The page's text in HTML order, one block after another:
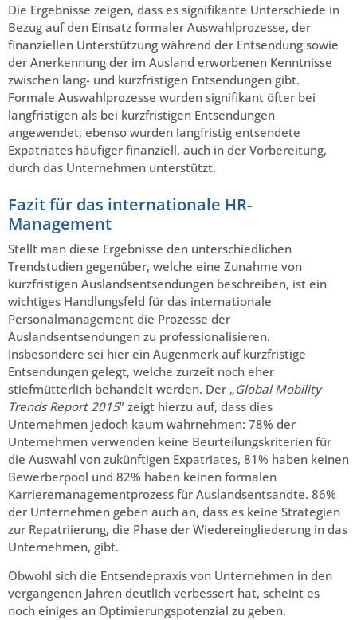
Die Ergebnisse zeigen, dass es signifikante Unterschiede in
Bezug auf den Einsatz formaler Auswahlprozesse, der
finanziellen Unterstützung während der Entsendung sowie
der Anerkennung der im Ausland erworbenen Kenntnisse
zwischen lang- und kurzfristigen Entsendungen gibt.
Formale Auswahlprozesse wurden signifikant öfter bei
langfristigen als bei kurzfristigen Entsendungen
angewendet, ebenso wurden langfristig entsendete
Expatriates häufiger finanziell, auch in der Vorbereitung,
durch das Unternehmen unterstützt.
Fazit für das internationale HR-
Management
Stellt man diese Ergebnisse den unterschiedlichen
Trendstudien gegenüber, welche eine Zunahme von
kurzfristigen Auslandsentsendungen beschreiben, ist ein
wichtiges Handlungsfeld für das internationale
Personalmanagement die Prozesse der
Auslandsentsendungen zu professionalisieren.
Insbesondere sei hier ein Augenmerk auf kurzfristige
Entsendungen gelegt, welche zurzeit noch eher
stiefmütterlich behandelt werden. Der „Global Mobility
Trends Report 2015” zeigt hierzu auf, dass dies
Unternehmen jedoch kaum wahrnehmen: 78% der
Unternehmen verwenden keine Beurteilungskriterien für
die Auswahl von zukünftigen Expatriates, 81% haben keinen
Bewerberpool und 82% haben keinen formalen
Karrieremanagementprozess für Auslandsentsandte. 86%
der Unternehmen geben auch an, dass es keine Strategien
zur Repatriierung, die Phase der Wiedereingliederung in das
Unternehmen, gibt.
Obwohl sich die Entsendepraxis von Unternehmen in den
vergangenen Jahren deutlich verbessert hat, scheint es
noch einiges an Optimierungspotenzial zu geben.